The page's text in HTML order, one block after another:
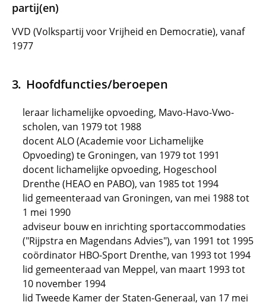
partij(en)
VVD (Volkspartij voor Vrijheid en Democratie), vanaf
1977
Hoofdfuncties/beroepen
leraar lichamelijke opvoeding, Mavo-Havo-Vwo-
scholen, van 1979 tot 1988
docent ALO (Academie voor Lichamelijke
Opvoeding) te Groningen, van 1979 tot 1991
docent lichamelijke opvoeding, Hogeschool
Drenthe (HEAO en PABO), van 1985 tot 1994
lid gemeenteraad van Groningen, van mei 1988 tot
1 mei 1990
adviseur bouw en inrichting sportaccommodaties
("Rijpstra en Magendans Advies"), van 1991 tot 1995
coördinator HBO-Sport Drenthe, van 1993 tot 1994
lid gemeenteraad van Meppel, van maart 1993 tot
10 november 1994
lid Tweede Kamer der Staten-Generaal, van 17 mei